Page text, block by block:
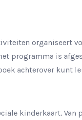
organiseert
programma is
achterover kunt
kinderkaart. Van